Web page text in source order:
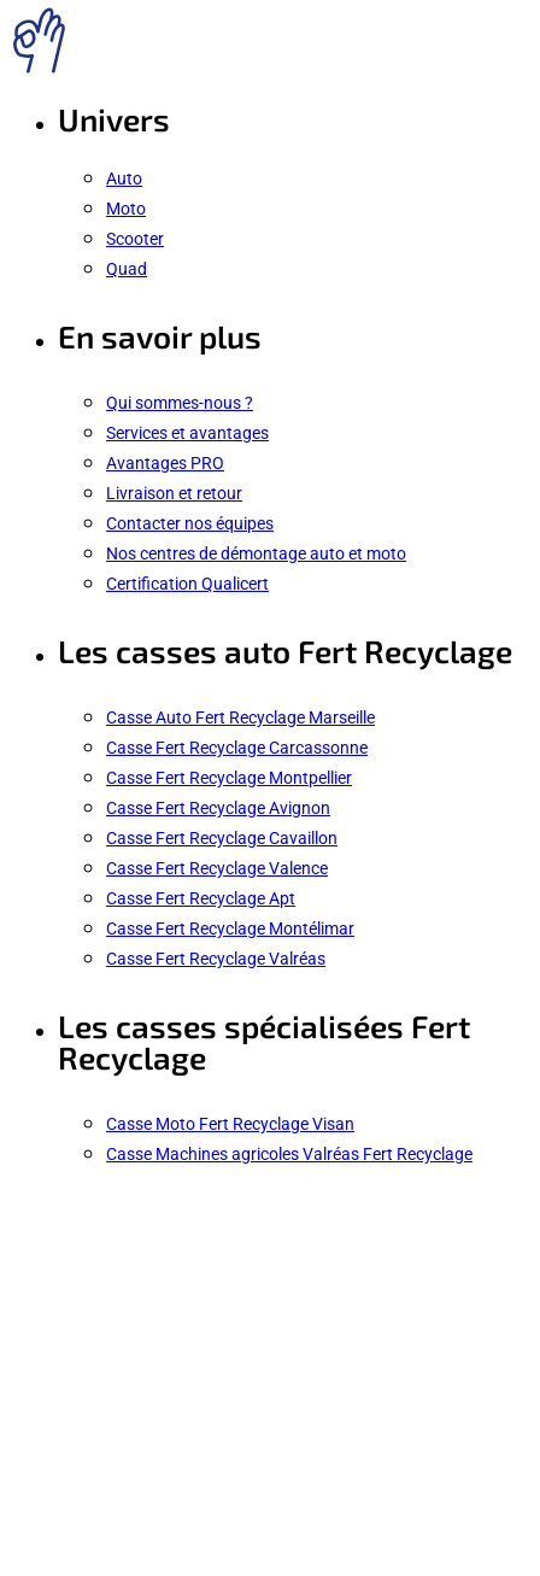
Univers
Auto
Moto
Scooter
Quad
En savoir plus
Qui sommes-nous ?
Services et avantages
Avantages PRO
Livraison et retour
Contacter nos équipes
Nos centres de démontage auto et moto
Certification Qualicert
Les casses auto Fert Recyclage
Casse Auto Fert Recyclage Marseille
Casse Fert Recyclage Carcassonne
Casse Fert Recyclage Montpellier
Casse Fert Recyclage Avignon
Casse Fert Recyclage Cavaillon
Casse Fert Recyclage Valence
Casse Fert Recyclage Apt
Casse Fert Recyclage Montélimar
Casse Fert Recyclage Valréas
Les casses spécialisées Fert
Recyclage
Casse Moto Fert Recyclage Visan
Casse Machines agricoles Valréas Fert Recyclage